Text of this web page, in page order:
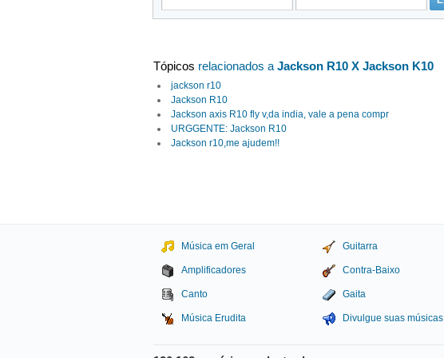
Tópicos relacionados a Jackson R10 X Jackson K10
jackson r10
Jackson R10
Jackson axis R10 fly v,da india, vale a pena compr
URGGENTE: Jackson R10
Jackson r10,me ajudem!!
Música em Geral Guitarra
Amplificadores Contra-Baixo
Canto Gaita
Música Erudita Divulgue suas músicas